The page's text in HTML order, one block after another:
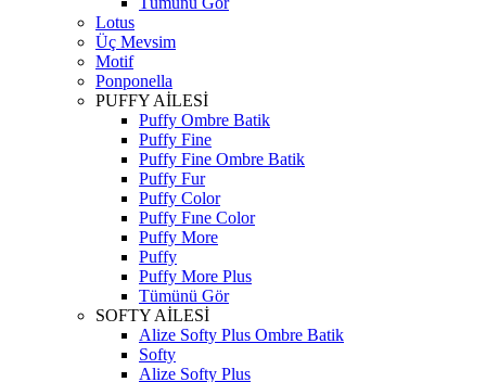
Lotus
Üç Mevsim
Motif
Ponponella
PUFFY AİLESİ
Puffy Ombre Batik
Puffy Fine
Puffy Fine Ombre Batik
Puffy Fur
Puffy Color
Puffy Fıne Color
Puffy More
Puffy
Puffy More Plus
Tümünü Gör
SOFTY AİLESİ
Alize Softy Plus Ombre Batik
Softy
Alize Softy Plus